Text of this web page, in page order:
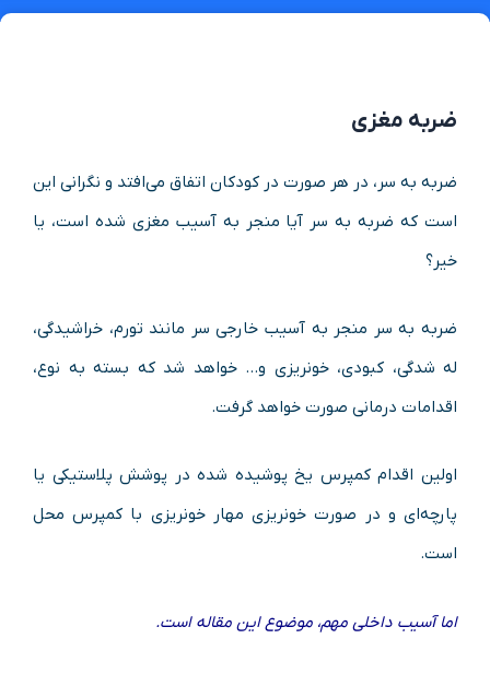
ضربه مغزی
ضربه به سر، در هر صورت در کودکان اتفاق می‌افتد و نگرانی این
است که ضربه به سر آیا منجر به آسیب مغزی شده است، یا
خیر؟
ضربه به سر منجر به آسیب خارجی سر مانند تورم، خراشیدگی،
له شدگی، کبودی، خونریزی و… خواهد شد که بسته به نوع،
اقدامات درمانی صورت خواهد گرفت.
اولین اقدام کمپرس یخ پوشیده شده در پوشش پلاستیکی یا
پارچه‌ای و در صورت خونریزی مهار خونریزی با کمپرس محل
است.
اما آسیب داخلی مهم، موضوع این مقاله است.